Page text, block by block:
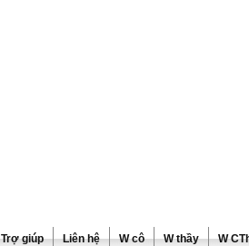
Trợ giúp Liên hệ W cô W thầy W